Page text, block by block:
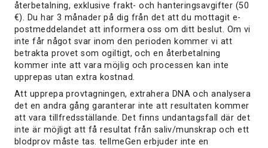
återbetalning, exklusive frakt- och hanteringsavgifter (50
€). Du har 3 månader på dig från det att du mottagit e-
postmeddelandet att informera oss om ditt beslut. Om vi
inte får något svar inom den perioden kommer vi att
betrakta provet som ogiltigt, och en återbetalning
kommer inte att vara möjlig och processen kan inte
upprepas utan extra kostnad.
Att upprepa provtagningen, extrahera DNA och analysera
det en andra gång garanterar inte att resultaten kommer
att vara tillfredsställande. Det finns undantagsfall där det
inte är möjligt att få resultat från saliv/munskrap och ett
blodprov måste tas. tellmeGen erbjuder inte en